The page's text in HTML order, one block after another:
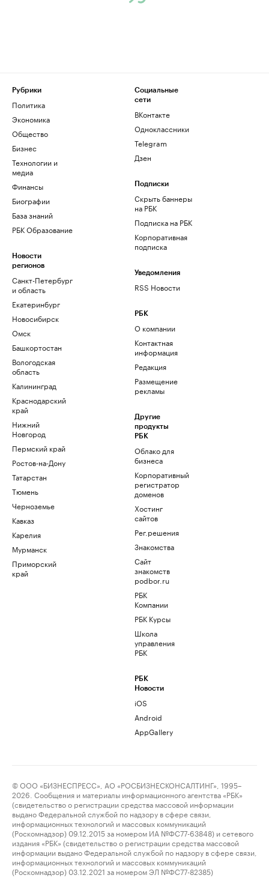
Рубрики
Политика
Экономика
Общество
Бизнес
Технологии и
медиа
Финансы
Биографии
База знаний
РБК Образование
Новости
регионов
Санкт-Петербург
и область
Екатеринбург
Новосибирск
Омск
Башкортостан
Вологодская
область
Калининград
Краснодарский
край
Нижний
Новгород
Пермский край
Ростов-на-Дону
Татарстан
Тюмень
Черноземье
Кавказ
Карелия
Мурманск
Приморский
край
Социальные
сети
ВКонтакте
Одноклассники
Telegram
Дзен
Подписки
Скрыть баннеры
на РБК
Подписка на РБК
Корпоративная
подписка
Уведомления
RSS Новости
РБК
О компании
Контактная
информация
Редакция
Размещение
рекламы
Другие
продукты
РБК
Облако для
бизнеса
Корпоративный
регистратор
доменов
Хостинг
сайтов
Рег.решения
Знакомства
Сайт
знакомств
podbor.ru
РБК
Компании
РБК Курсы
Школа
управления
РБК
РБК
Новости
iOS
Android
AppGallery
© ООО «БИЗНЕСПРЕСС», АО «РОСБИЗНЕСКОНСАЛТИНГ», 1995–
2026. Сообщения и материалы информационного агентства «РБК»
(свидетельство о регистрации средства массовой информации
выдано Федеральной службой по надзору в сфере связи,
информационных технологий и массовых коммуникаций
(Роскомнадзор) 09.12.2015 за номером ИА №ФС77-63848) и сетевого
издания «РБК» (свидетельство о регистрации средства массовой
информации выдано Федеральной службой по надзору в сфере связи,
информационных технологий и массовых коммуникаций
(Роскомнадзор) 03.12.2021 за номером ЭЛ №ФС77-82385)